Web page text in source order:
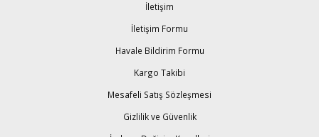
İletişim
İletişim Formu
Havale Bildirim Formu
Kargo Takibi
Mesafeli Satış Sözleşmesi
Gizlilik ve Güvenlik